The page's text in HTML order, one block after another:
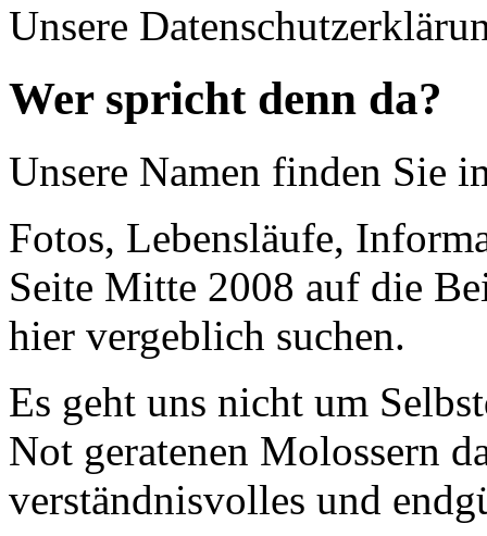
Unsere
Wer spricht denn da?
Unsere Namen finden Sie
Fotos, Lebensläufe,
Seite Mitte 2008 auf die
hier vergeblich suchen.
Es geht uns nicht um
Not geratenen Molossern
verständnisvolles und